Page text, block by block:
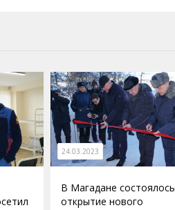
24.03.2023
В Магадане состоялось
открытие нового